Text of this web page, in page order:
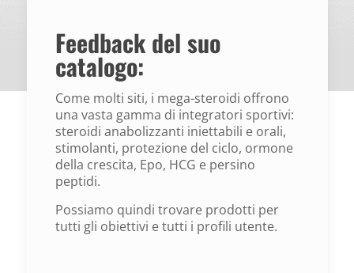
Feedback del suo
catalogo:
Come molti siti, i mega-steroidi offrono
una vasta gamma di integratori sportivi:
steroidi anabolizzanti iniettabili e orali,
stimolanti, protezione del ciclo, ormone
della crescita, Epo, HCG e persino
peptidi.
Possiamo quindi trovare prodotti per
tutti gli obiettivi e tutti i profili utente.